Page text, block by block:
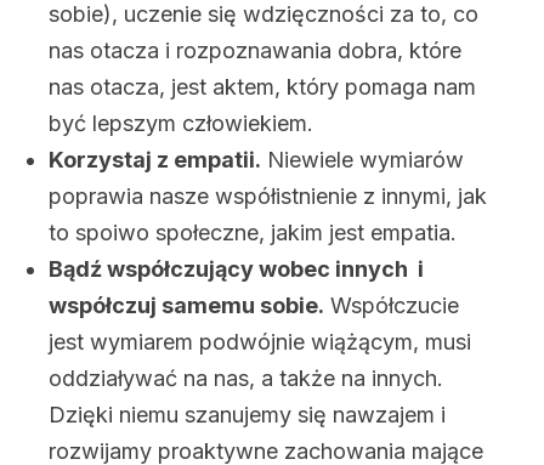
sobie), uczenie się wdzięczności za to, co
nas otacza i rozpoznawania dobra, które
nas otacza, jest aktem, który pomaga nam
być lepszym człowiekiem.
Korzystaj z empatii. Niewiele wymiarów
poprawia nasze współistnienie z innymi, jak
to spoiwo społeczne, jakim jest empatia.
Bądź współczujący wobec innych i
współczuj samemu sobie. Współczucie
jest wymiarem podwójnie wiążącym, musi
oddziaływać na nas, a także na innych.
Dzięki niemu szanujemy się nawzajem i
rozwijamy proaktywne zachowania mające